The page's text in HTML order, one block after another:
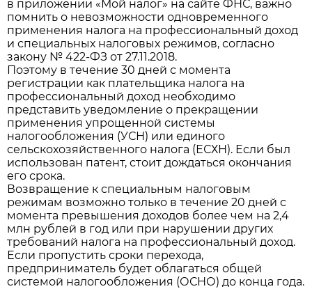
в приложении «Мой налог» на сайте ФНС, важно
помнить о невозможности одновременного
применения налога на профессиональный доход
и специальных налоговых режимов, согласно
закону № 422-ФЗ от 27.11.2018.
Поэтому в течение 30 дней с момента
регистрации как плательщика налога на
профессиональный доход необходимо
представить уведомление о прекращении
применения упрощенной системы
налогообложения (УСН) или единого
сельскохозяйственного налога (ЕСХН). Если был
использован патент, стоит дождаться окончания
его срока.
Возвращение к специальным налоговым
режимам возможно только в течение 20 дней с
момента превышения доходов более чем на 2,4
млн рублей в год или при нарушении других
требований налога на профессиональный доход.
Если пропустить сроки перехода,
предприниматель будет облагаться общей
системой налогообложения (ОСНО) до конца года.